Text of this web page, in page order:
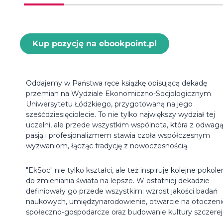
Kup pozycję na ebookpoint.pl
Oddajemy w Państwa ręce książkę opisującą dekadę
przemian na Wydziale Ekonomiczno-Socjologicznym
Uniwersytetu Łódzkiego, przygotowaną na jego
sześćdziesięciolecie. To nie tylko największy wydział tej
uczelni, ale przede wszystkim wspólnota, która z
pasją i profesjonalizmem stawia czoła współczesnym
wyzwaniom, łącząc tradycję z nowoczesnością.
"EkSoc" nie tylko kształci, ale też inspiruje kolejne
do zmieniania świata na lepsze. W ostatniej dekadzie
definiowały go przede wszystkim: wzrost jakości badań
naukowych, umiędzynarodowienie, otwarcie na
społeczno-gospodarcze oraz budowanie kultury szczerej